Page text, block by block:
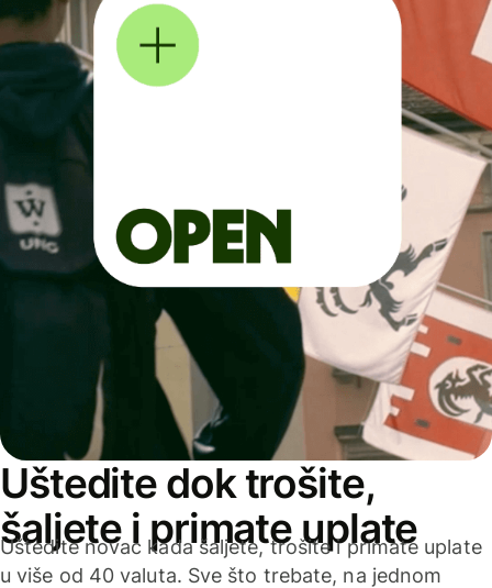
Uštedite dok trošite,
šaljete i primate uplate
Uštedite novac kada šaljete, trošite i primate uplate
u više od 40 valuta. Sve što trebate, na jednom